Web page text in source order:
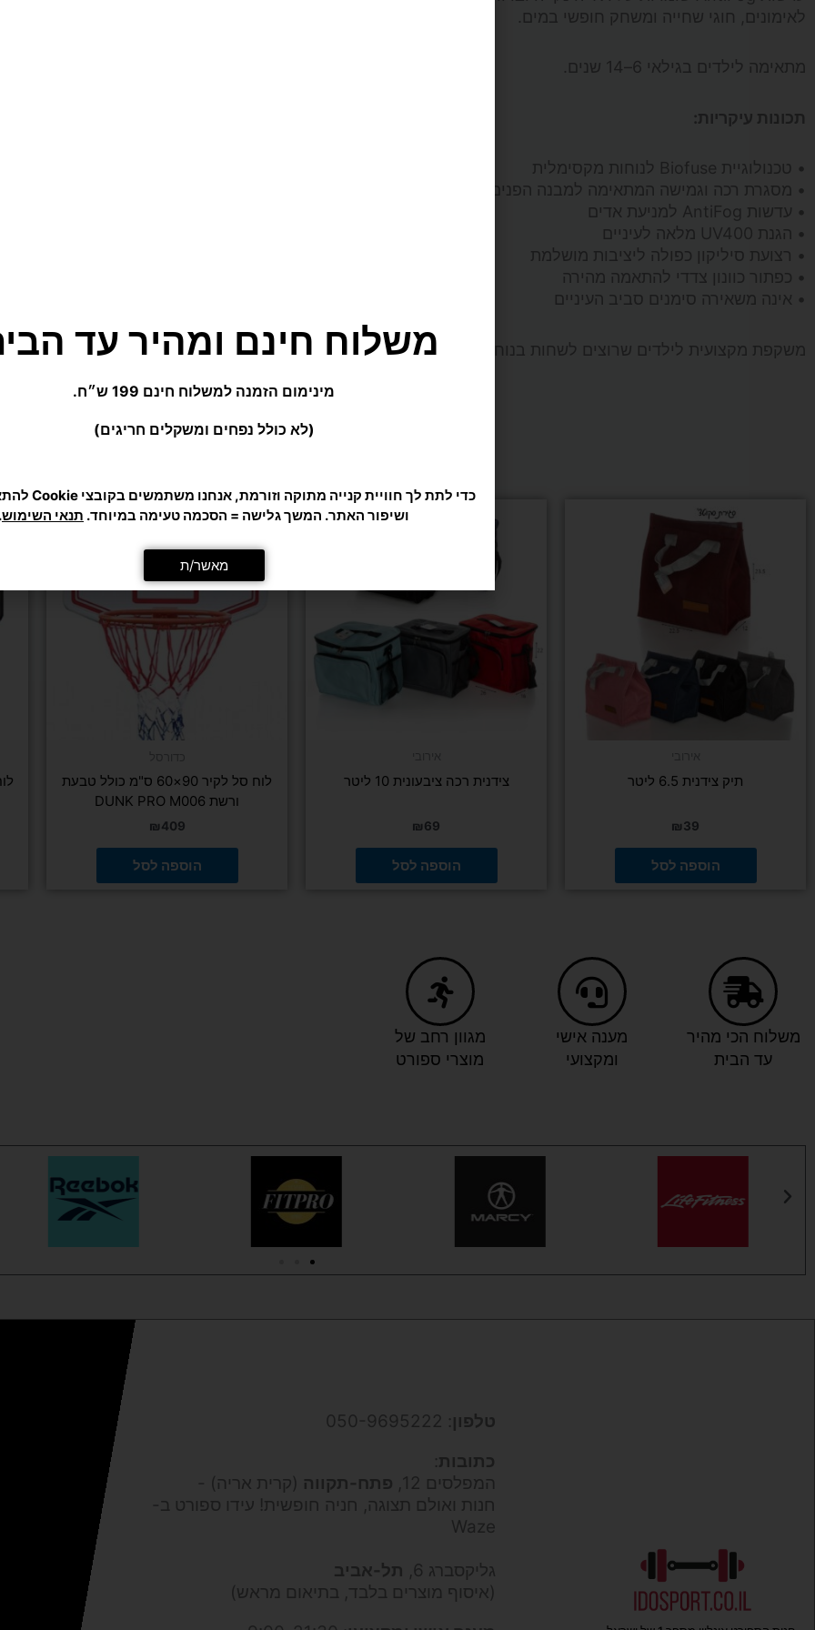
Biofuse
לאימונים, חוגי שחייה ומשחק חופשי במים.
מתאימה לילדים בגילאי 6–14 שנים.
תכונות עיקריות:
• טכנולוגיית Biofuse לנוחות מקסימלית
• מסגרת רכה וגמישה המתאימה למבנה הפנים
• עדשות AntiFog למניעת אדים
• הגנת UV400 מלאה לעיניים
• רצועת סיליקון כפולה ליציבות מושלמת
• כפתור כוונון צדדי להתאמה מהירה
• אינה משאירה סימנים סביב העיניים
משקפת מקצועית לילדים שרוצים לשחות בנוחות ובביטחון.
תיק צידנית 6.5 ליטר
₪39
הוספה לסל
צידנית רכה ציבעונית 10 ליטר
₪69
הוספה לסל
לוח סל לקיר 90×60 ס"מ כולל טבעת
ורשת DUNK PRO M006
₪409
הוספה לסל
משלוח הכי מהיר
עד הבית
מענה אישי
ומקצועי
מגוון רחב של
מוצרי ספורט
טלפון: 050-9695222
כתובות:
המפלסים 12,
פתח-תקווה (קרית אריה) -
חנות ואולם תצוגה, חניה חופשית! עידו ספורט ב-
Waze
גליקסברג 6,
תל-אביב
(איסוף מוצרים בלבד, בתיאום מראש)
מינימום הזמנה למשלוח חינם 199 ש״ח.